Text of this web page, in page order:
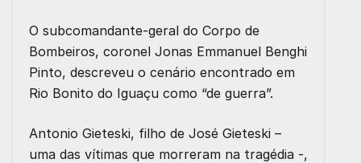
O subcomandante-geral do Corpo de
Bombeiros, coronel Jonas Emmanuel Benghi
Pinto, descreveu o cenário encontrado em
Rio Bonito do Iguaçu como “de guerra”.
Antonio Gieteski, filho de José Gieteski –
uma das vítimas que morreram na tragédia -,